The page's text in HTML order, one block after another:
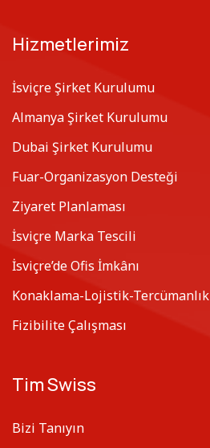
Hizmetlerimiz
İsviçre Şirket Kurulumu
Almanya Şirket Kurulumu
Dubai Şirket Kurulumu
Fuar-Organizasyon Desteği
Ziyaret Planlaması
İsviçre Marka Tescili
İsviçre’de Ofis İmkânı
Konaklama-Lojistik-Tercümanlık
Fizibilite Çalışması
Tim Swiss
Bizi Tanıyın